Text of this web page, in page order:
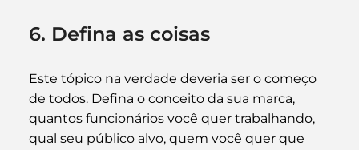
6. Defina as coisas
Este tópico na verdade deveria ser o começo
de todos. Defina o conceito da sua marca,
quantos funcionários você quer trabalhando,
qual seu público alvo, quem você quer que